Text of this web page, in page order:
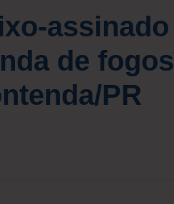
assinado
de fogos
PR